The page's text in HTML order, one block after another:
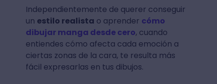
Independientemente de querer conseguir
un estilo realista o aprender cómo
dibujar manga desde cero, cuando
entiendes cómo afecta cada emoción a
ciertas zonas de la cara, te resulta más
fácil expresarlas en tus dibujos.